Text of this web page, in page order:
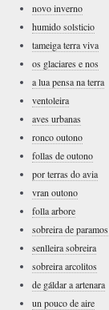
novo inverno
humido solsticio
tameiga terra viva
os glaciares e nos
a lua pensa na terra
ventoleira
aves urbanas
ronco outono
follas de outono
por terras do avia
vran outono
folla arbore
sobreira de paramos
senlleira sobreira
sobreira arcolitos
de gáldar a artenara
un pouco de aire